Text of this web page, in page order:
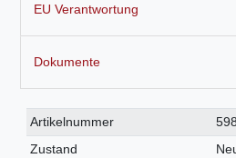
EU Verantwortung
Dokumente
Technisches
Merkmal
Wert
Artikelnummer
Zustand